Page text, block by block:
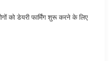
को डेयरी फार्मिंग शुरू करने के लिए